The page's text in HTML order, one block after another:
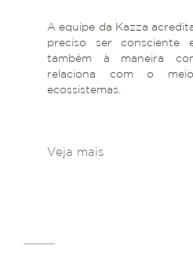
A equipe da Kazza
preciso ser consciente
também à maneira
relaciona com o
ecossistemas.
Veja mais